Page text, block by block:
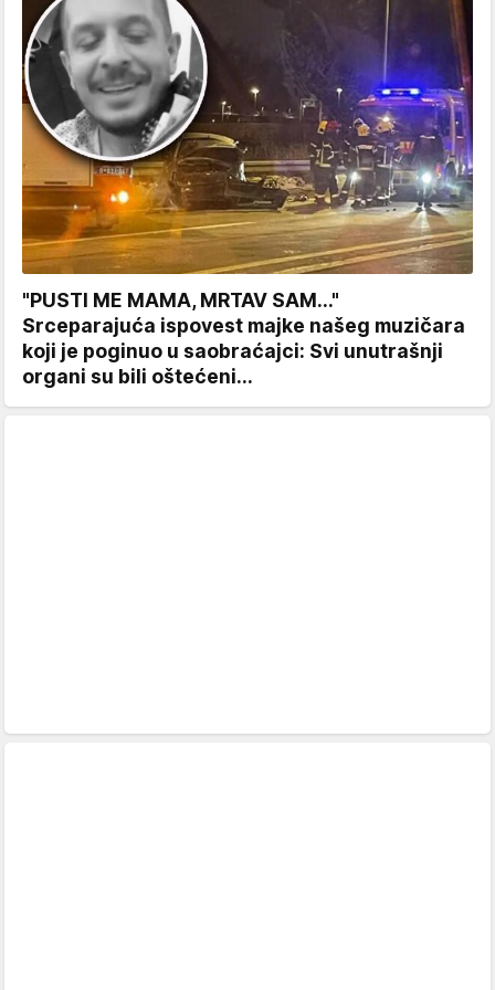
"PUSTI ME MAMA, MRTAV SAM..."
Srceparajuća ispovest majke našeg muzičara
koji je poginuo u saobraćajci: Svi unutrašnji
organi su bili oštećeni...